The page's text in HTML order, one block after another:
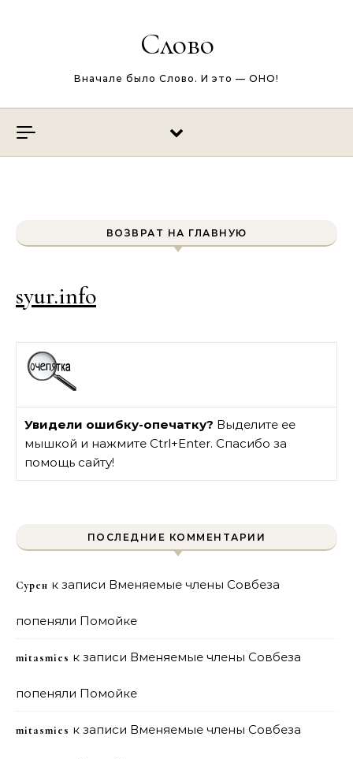
Слово
Вначале было Слово. И это — ОНО!
ВОЗВРАТ НА ГЛАВНУЮ
syur.info
Увидели ошибку-опечатку? Выделите ее
мышкой и нажмите Ctrl+Enter. Спасибо за
помощь сайту!
ПОСЛЕДНИЕ КОММЕНТАРИИ
Сурен к записи Вменяемые члены Совбеза
попеняли Помойке
mitasmies к записи Вменяемые члены Совбеза
попеняли Помойке
mitasmies к записи Вменяемые члены Совбеза